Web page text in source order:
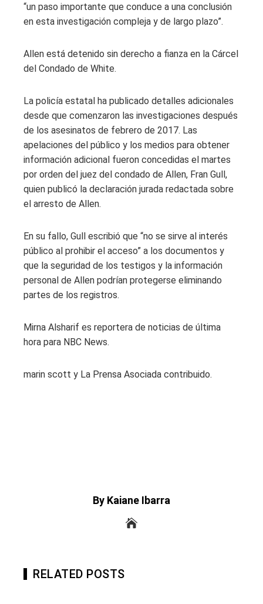
“un paso importante que conduce a una conclusión
en esta investigación compleja y de largo plazo”.
Allen está detenido sin derecho a fianza en la Cárcel
del Condado de White.
La policía estatal ha publicado detalles adicionales
desde que comenzaron las investigaciones después
de los asesinatos de febrero de 2017. Las
apelaciones del público y los medios para obtener
información adicional fueron concedidas el martes
por orden del juez del condado de Allen, Fran Gull,
quien publicó la declaración jurada redactada sobre
el arresto de Allen.
En su fallo, Gull escribió que “no se sirve al interés
público al prohibir el acceso” a los documentos y
que la seguridad de los testigos y la información
personal de Allen podrían protegerse eliminando
partes de los registros.
Mirna Alsharif es reportera de noticias de última
hora para NBC News.
marin scott y La Prensa Asociada contribuido.
By Kaiane Ibarra
RELATED POSTS